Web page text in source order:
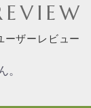
ーザーレビュー
。